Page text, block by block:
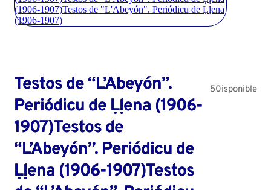
Testos de “L’Abeyón”.
Periódicu de Ḷḷena (1906-
1907)Testos de
“L’Abeyón”. Periódicu de
Ḷḷena (1906-1907)Testos
50isponible